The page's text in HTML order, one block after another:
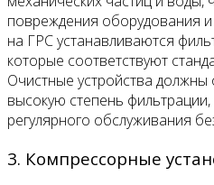
повреждения оборудования
на ГРС устанавливаются
которые соответствуют
Очистные устройства должны
высокую степень
регулярного обслуживания
3. Компрессорные